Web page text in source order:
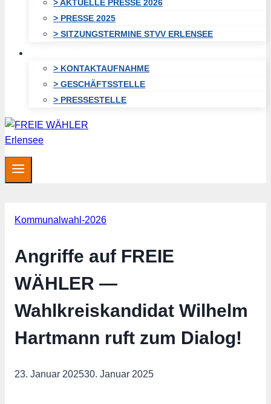
> AKTUELLE PRESSE 2026
> PRESSE 2025
> SITZUNGSTERMINE STVV ERLENSEE
> KONTAKTAUFNAHME
> GESCHÄFTSSTELLE
> PRESSESTELLE
Kommunalwahl-2026
Angriffe auf FREIE
WÄHLER —
Wahlkreiskandidat Wilhelm
Hartmann ruft zum Dialog!
23. Januar 202530. Januar 2025